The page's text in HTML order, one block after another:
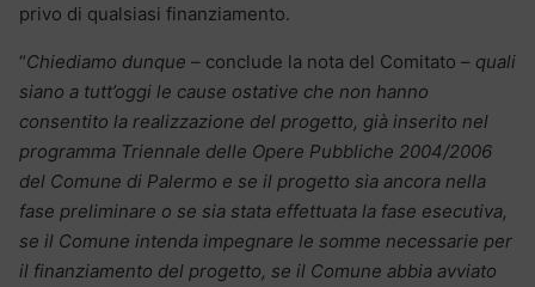
privo di qualsiasi finanziamento.
“Chiediamo dunque – conclude la nota del Comitato – quali
siano a tutt’oggi le cause ostative che non hanno
consentito la realizzazione del progetto, già inserito nel
programma Triennale delle Opere Pubbliche 2004/2006
del Comune di Palermo e se il progetto sia ancora nella
fase preliminare o se sia stata effettuata la fase esecutiva,
se il Comune intenda impegnare le somme necessarie per
il finanziamento del progetto, se il Comune abbia avviato